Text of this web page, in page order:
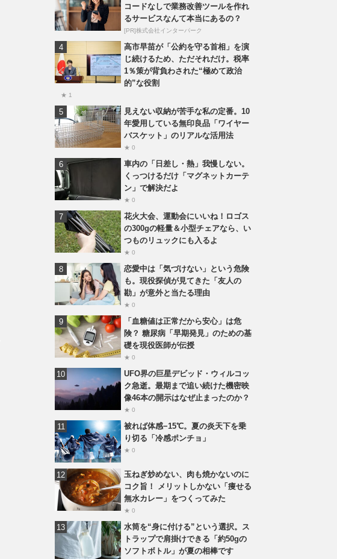
コードなしで業務改善ツールを作れ
るサービスなんて本当にあるの？
[PR]株式会社インターパーク
高市早苗が「公約を守る首相」を演
じ続けるため、ただそれだけ。税率
1％策が背負わされた“極めて政治
的”な役割
★ 1
見えない収納が苦手な私の定番。10
年愛用している無印良品「ワイヤー
バスケット」のリアルな活用法
★ 0
車内の「日差し・熱」我慢しない。
くっつけるだけ「マグネットカーテ
ン」で解決だよ
★ 0
花火大会、運動会にいいね！ロゴス
の300gの軽量＆小型チェアなら、い
つものリュックにも入るよ
★ 0
恋愛中は「気づけない」という危険
も。現役探偵が見てきた「友人の
勘」が意外と当たる理由
★ 0
「血糖値は正常だから安心」は危
険？ 糖尿病「早期発見」のための基
礎を現役医師が伝授
★ 0
UFO界の巨星デビッド・ウィルコッ
ク急逝。最期まで追い続けた機密映
像46本の開示はなぜ止まったのか？
★ 0
被れば体感−15℃。夏の炎天下を乗
り切る「冷感ポンチョ」
★ 0
玉ねぎ炒めない、肉も焼かないのに
コク旨！ メリットしかない「痩せる
無水カレー」をつくってみた
★ 0
水筒を“身に付ける”という選択。ス
トラップで肩掛けできる「約50gの
ソフトボトル」が夏の相棒です